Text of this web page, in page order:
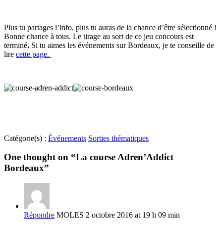
Plus tu partages l’info, plus tu auras de la chance d’être sélectionné !
Bonne chance à tous. Le tirage au sort de ce jeu concours est
terminé. Si tu aimes les événements sur Bordeaux, je te conseille de
lire cette page.
Catégorie(s) : Événements Sorties thématiques
One thought on “La course Adren’Addict
Bordeaux”
Répondre MOLES 2 octobre 2016 at 19 h 09 min